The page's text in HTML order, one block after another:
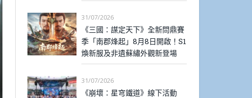
31/07/2026
《三國：謀定天下》全新問鼎賽
季「南郡烽起」8月8日開啟！S1
煥新服及非遺蘇繡外觀新登場
31/07/2026
《崩壞：星穹鐵道》線下活動